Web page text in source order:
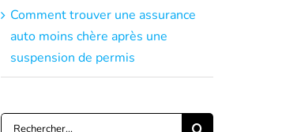
Comment trouver une assurance
auto moins chère après une
suspension de permis
Rechercher: